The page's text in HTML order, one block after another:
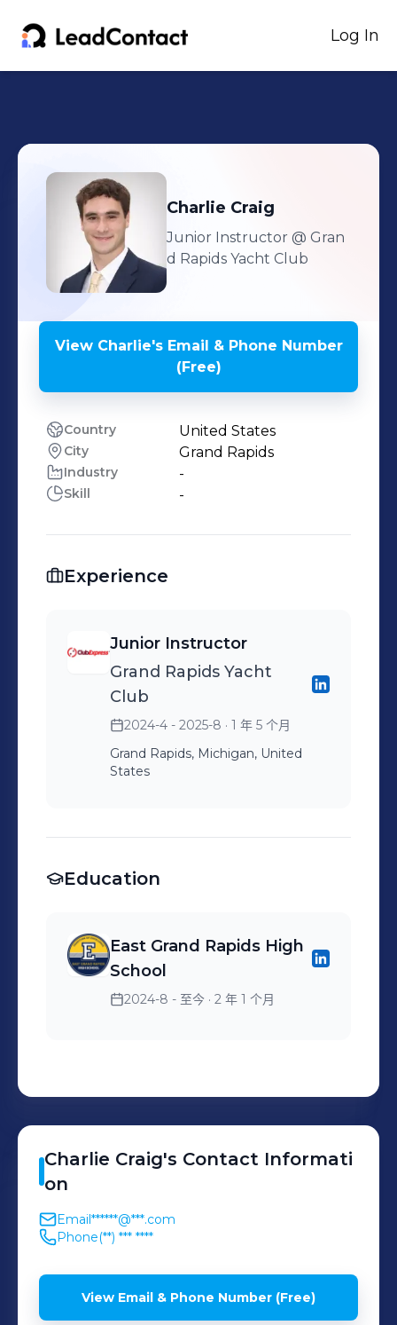
Log In
Charlie Craig
Junior Instructor @ Gran
d Rapids Yacht Club
View Charlie'sEmail & Phone Number
(Free)
Country United States
City Grand Rapids
Industry -
Skill -
Experience
Junior Instructor
Grand Rapids Yacht
Club
2024-4 - 2025-8 · 1 年 5 个月
Grand Rapids, Michigan, United
States
Education
East Grand Rapids High
School
2024-8 - 至今 · 2 年 1 个月
Charlie Craig's Contact Informati
on
Email******@***.com
Phone(**) *** ****
View Email & Phone Number (Free)